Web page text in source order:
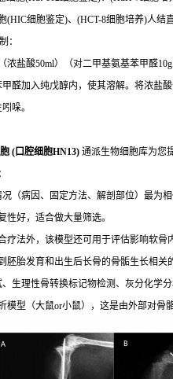
(HIC细胞鉴定)、(HCT-8细胞培养)人结
：
浓盐酸50ml）（对二甲基氨基苯甲醛10g
醛加入纯戊醇内，使其溶解。将浓盐
哚。
(口腔细胞HN13) 通派生物细胞库为您
（病因、固定方法、解剖部位）最为相
性好，适合做大量筛选。
疗法外，该模型还可用于评估影响软骨
胚胎发育和出生后长骨的骨骺生长相关
生理性骨转换标记物检测、灰分化学
模型（大鼠or小鼠），这是由外部对骨